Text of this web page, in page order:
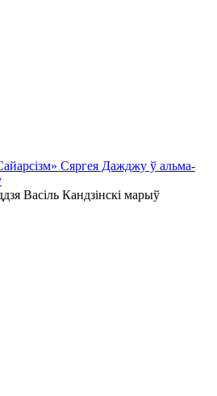
Сяргея Дажджу ў альма-
Васіль Кандзінскі марыў